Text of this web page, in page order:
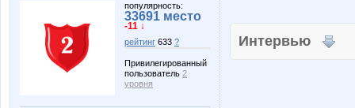
популярность:
33691 место
-11 ↓
рейтинг 633 ?
Привилегированный
пользователь 2
уровня
Интервью